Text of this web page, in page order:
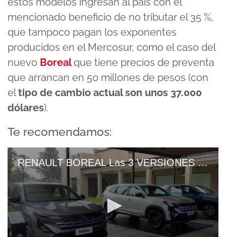
mencionado beneficio de no tributar el 35 %,
que tampoco pagan los exponentes
producidos en el Mercosur, como el caso del
nuevo Boreal que tiene precios de preventa
que arrancan en 50 millones de pesos (con
eltipo de cambio actual son unos 37.000
dólares).
Te recomendamos:
RENAULT BOREAL Las 3 VERSIONES (Evolution, Techno, Iconic) JUNTAS Y PRECIOS